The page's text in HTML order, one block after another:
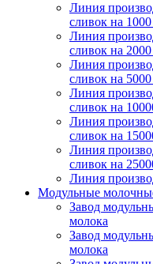
Линия
сливок на
Линия
сливок на
Линия
сливок на
Линия
сливок на
Линия
сливок на
Линия
сливок на
Линия
Модульные
Завод
молока
Завод
молока